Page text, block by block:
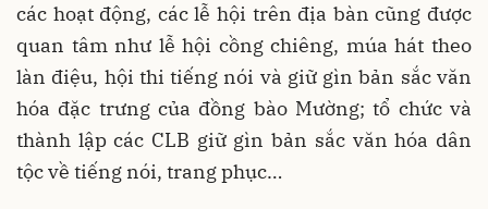
các hoạt động, các lễ hội trên địa bàn cũng được
quan tâm như lễ hội cồng chiêng, múa hát theo
làn điệu, hội thi tiếng nói và giữ gìn bản sắc văn
hóa đặc trưng của đồng bào Mường; tổ chức và
thành lập các CLB giữ gìn bản sắc văn hóa dân
tộc về tiếng nói, trang phục…